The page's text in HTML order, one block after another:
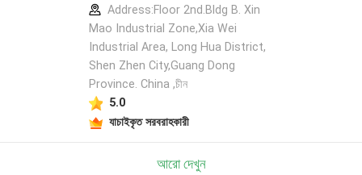
Address:Floor 2nd.Bldg B. Xin
Mao Industrial Zone,Xia Wei
Industrial Area, Long Hua District,
Shen Zhen City,Guang Dong
Province. China ,চীন
5.0
যাচাইকৃত সরবরাহকারী
আরো দেখুন